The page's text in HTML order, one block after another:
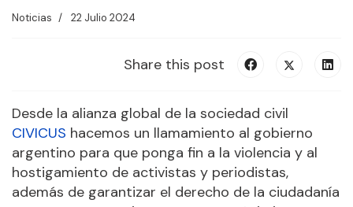
Noticias 22 Julio 2024
Share this post
Desde la alianza global de la sociedad civil
CIVICUS hacemos un llamamiento al gobierno
argentino para que ponga fin a la violencia y al
hostigamiento de activistas y periodistas,
además de garantizar el derecho de la ciudadanía